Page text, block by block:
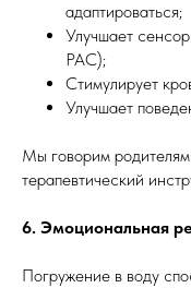
адаптироваться;
Улучшает
РАС);
Стимулирует
Улучшает
Мы говорим
терапевтический
6. Эмоциональная
Погружение в воду